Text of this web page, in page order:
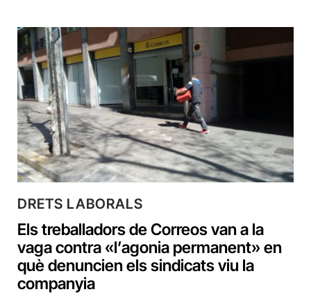
DRETS LABORALS
Els treballadors de Correos van a la
vaga contra «l’agonia permanent» en
què denuncien els sindicats viu la
companyia